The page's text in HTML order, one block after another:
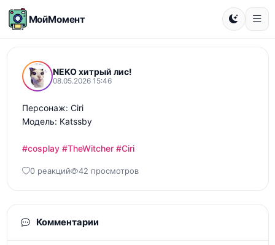
МойМомент
NEKO хитрый лис!
08.05.2026 15:46
Персонаж: Ciri
Модель: Katssby
#cosplay #TheWitcher #Ciri
0 реакций 42 просмотров
Комментарии